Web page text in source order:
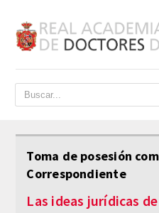
ACADEMIA
DATOS HISTÓRICOS
HISTORIA
PRESIDENTES
Toma de posesión
Correspondiente
Las ideas jurídicas